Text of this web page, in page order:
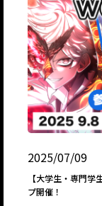
2025/07/09
【大学生・専門
プ開催！